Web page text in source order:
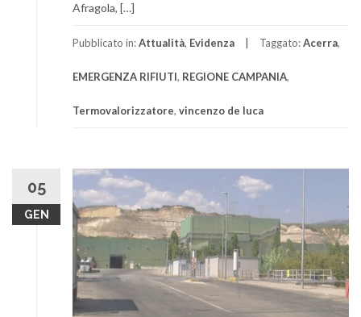
Afragola, […]
Pubblicato in:Attualità, Evidenza Taggato:Acerra,
EMERGENZA RIFIUTI, REGIONE CAMPANIA,
Termovalorizzatore, vincenzo de luca
05
GEN